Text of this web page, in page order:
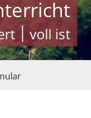
Weil Bildung wert ׀ voll ist